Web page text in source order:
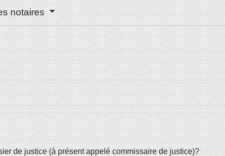
notaires
de justice (à présent appelé commissaire de justice)?